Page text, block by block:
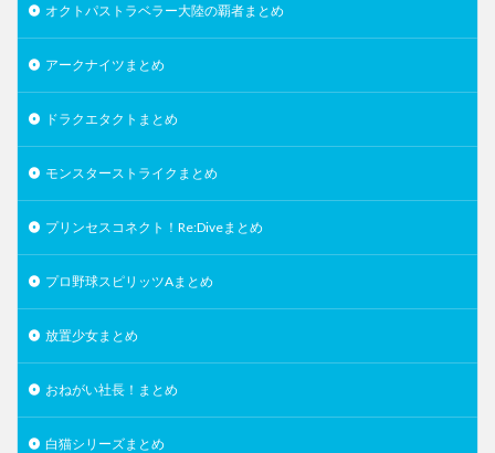
オクトパストラベラー大陸の覇者まとめ
アークナイツまとめ
ドラクエタクトまとめ
モンスターストライクまとめ
プリンセスコネクト！Re:Diveまとめ
プロ野球スピリッツAまとめ
放置少女まとめ
おねがい社長！まとめ
白猫シリーズまとめ